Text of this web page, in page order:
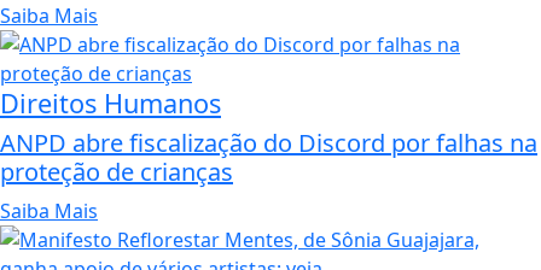
Saiba Mais
Direitos Humanos
ANPD abre fiscalização do Discord por falhas na
proteção de crianças
Saiba Mais